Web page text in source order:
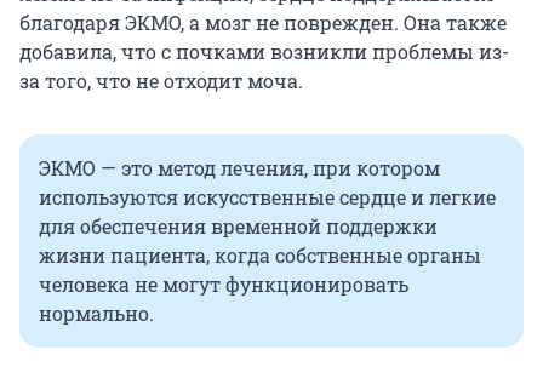
благодаря ЭКМО, а мозг не поврежден. Она также
добавила, что с почками возникли проблемы из-
за того, что не отходит моча.
ЭКМО — это метод лечения, при котором
используются искусственные сердце и легкие
для обеспечения временной поддержки
жизни пациента, когда собственные органы
человека не могут функционировать
нормально.